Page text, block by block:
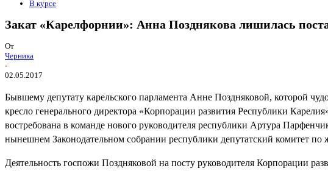
В курсе
Закат «Карелфорнии»: Анна Позднякова лишилась
От
Черника
-
02.05.2017
Бывшему депутату карельского парламента Анне Поздняковой, которой
кресло генерального директора «Корпорации развития Республики
востребована в команде нового руководителя республики Артура
нынешнем Законодательном собрании республики депутатский комитет
Деятельность госпожи Поздняковой на посту руководителя Корпорации